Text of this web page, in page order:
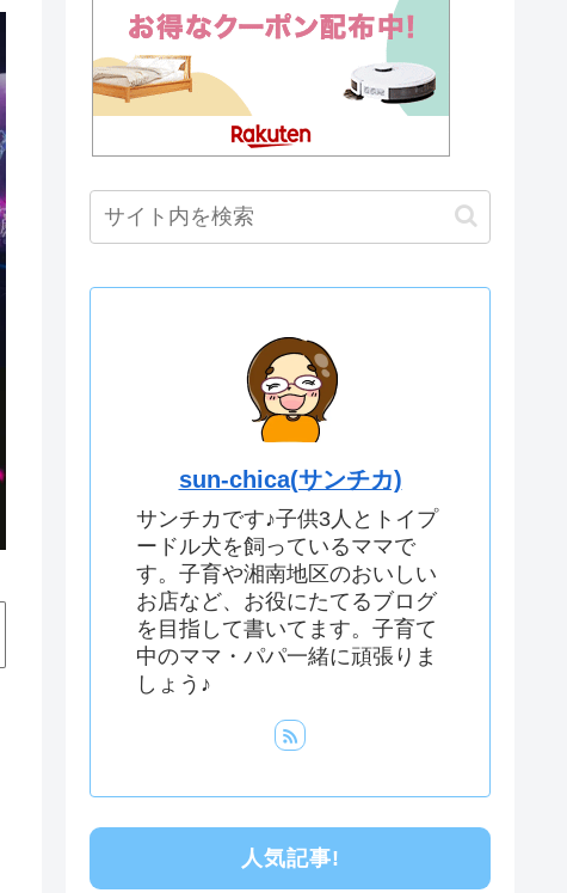
sun-chica(サンチカ)
サンチカです♪子供3人とトイプ
ードル犬を飼っているママで
す。子育や湘南地区のおいしい
お店など、お役にたてるブログ
を目指して書いてます。子育て
中のママ・パパ一緒に頑張りま
しょう♪
人気記事!